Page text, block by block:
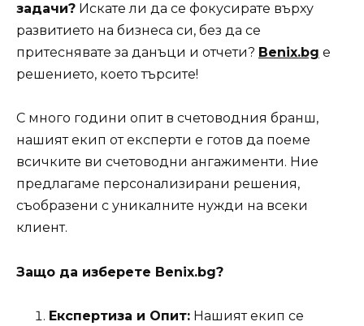
задачи? Искате ли да се фокусирате върху
развитието на бизнеса си, без да се
притеснявате за данъци и отчети? Benix.bg е
решението, което търсите!
С много години опит в счетоводния бранш,
нашият екип от експерти е готов да поеме
всичките ви счетоводни ангажименти. Ние
предлагаме персонализирани решения,
съобразени с уникалните нужди на всеки
клиент.
Защо да изберете Benix.bg?
Експертиза и Опит: Нашият екип се